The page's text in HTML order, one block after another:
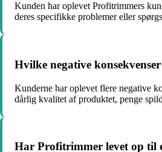
Kunden har oplevet Profitrimmers
deres specifikke problemer eller
Hvilke negative
Kunderne har oplevet flere negative
dårlig kvalitet af produktet, penge
Har Profitrimmer levet op til